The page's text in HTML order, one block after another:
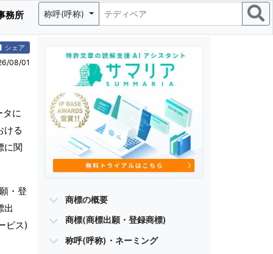
務所 称呼(呼称)
シェア
08/01
に
ける
に関
・登
出
ビス)
商標の概要
商標(商標出願・登録商標)
称呼(呼称)・ネーミング